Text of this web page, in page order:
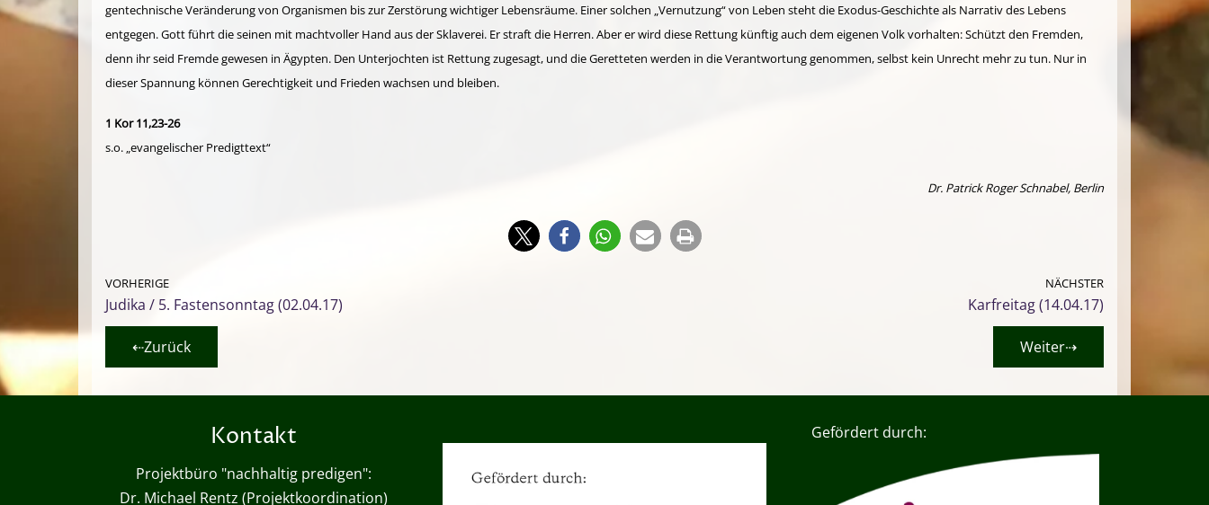
gentechnische Veränderung von Organismen bis zur Zerstörung wichtiger Lebensräume. Einer solchen „Vernutzung“ von Leben steht die Exodus-Geschichte als Narrativ des Lebens
entgegen. Gott führt die seinen mit machtvoller Hand aus der Sklaverei. Er straft die Herren. Aber er wird diese Rettung künftig auch dem eigenen Volk vorhalten: Schützt den Fremden,
denn ihr seid Fremde gewesen in Ägypten. Den Unterjochten ist Rettung zugesagt, und die Geretteten werden in die Verantwortung genommen, selbst kein Unrecht mehr zu tun. Nur in
dieser Spannung können Gerechtigkeit und Frieden wachsen und bleiben.
1 Kor 11,23-26
s.o. „evangelischer Predigttext“
Dr. Patrick Roger Schnabel, Berlin
VORHERIGE
Judika / 5. Fastensonntag (02.04.17)
NÄCHSTER
Karfreitag (14.04.17)
⇠Zurück Weiter⇢
Kontakt
Projektbüro "nachhaltig predigen":
Dr. Michael Rentz (Projektkoordination)
Gefördert durch: